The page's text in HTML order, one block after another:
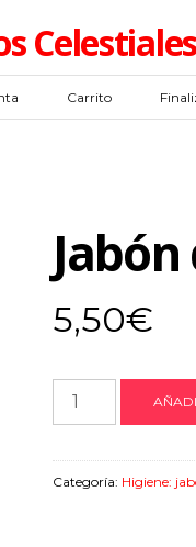
Carrito
5,50€
Jabón
cantidad
Categoría: Higiene: